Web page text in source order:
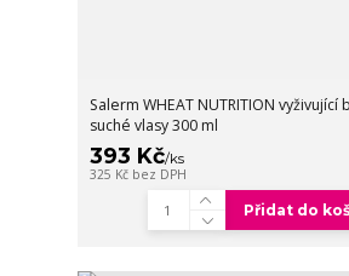
Salerm WHEAT NUTRITION vyživující
suché vlasy 300 ml
393 Kč/ks
325 Kč bez DPH
Přidat do